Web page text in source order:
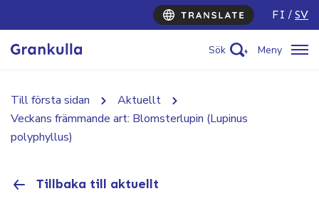
FI SV
Sök Meny
Till första sidan
Aktuellt
Veckans främmande art: Blomsterlupin (Lupinus
polyphyllus)
Tillbaka till aktuellt